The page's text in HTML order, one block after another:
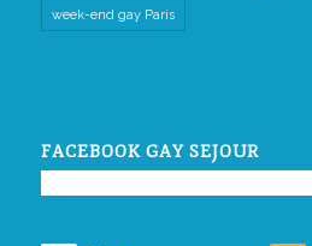
week-end gay Paris
FACEBOOK GAY SEJOUR